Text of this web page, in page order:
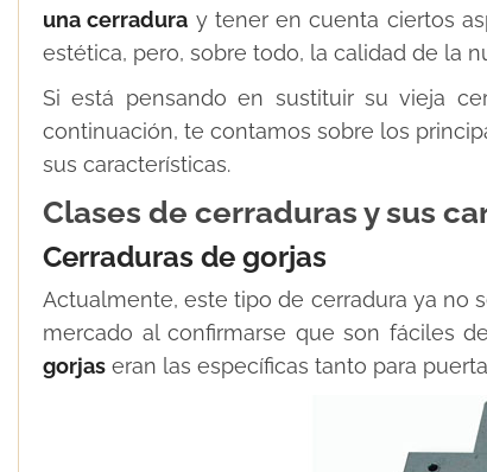
una cerradura y tener en cuenta ciertos
estética, pero, sobre todo, la calidad de la
Si está pensando en sustituir su vieja
continuación, te contamos sobre los
sus características.
Clases de cerraduras y sus
Cerraduras de gorjas
Actualmente, este tipo de cerradura ya no
mercado al confirmarse que son fáciles
gorjas eran las específicas tanto para